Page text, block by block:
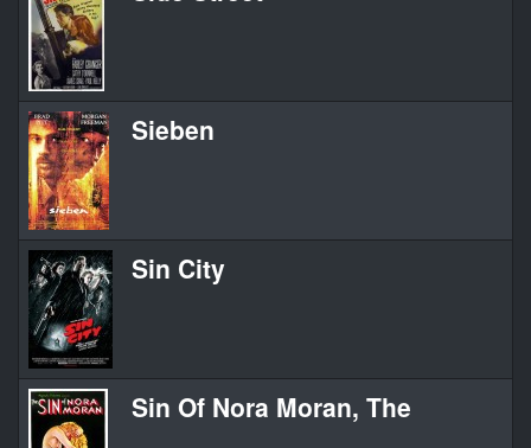
Sieben
Sin City
Sin Of Nora Moran, The